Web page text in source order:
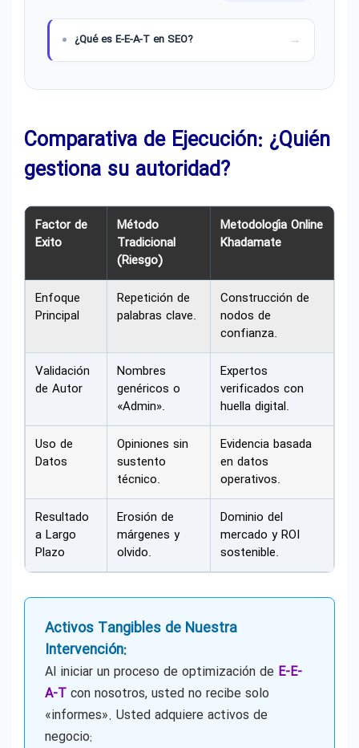
¿Qué es E-E-A-T en SEO?
Comparativa de Ejecución: ¿Quién
gestiona su autoridad?
Factor de
Éxito
Método
Tradicional
(Riesgo)
Metodología Online
Khadamate
Enfoque
Principal
Repetición de
palabras clave.
Construcción de
nodos de
confianza.
Validación
de Autor
Nombres
genéricos o
«Admin».
Expertos
verificados con
huella digital.
Uso de
Datos
Opiniones sin
sustento
técnico.
Evidencia basada
en datos
operativos.
Resultado
a Largo
Plazo
Erosión de
márgenes y
olvido.
Dominio del
mercado y ROI
sostenible.
Activos Tangibles de Nuestra
Intervención:
Al iniciar un proceso de optimización de E-E-
A-T con nosotros, usted no recibe solo
«informes». Usted adquiere activos de
negocio: